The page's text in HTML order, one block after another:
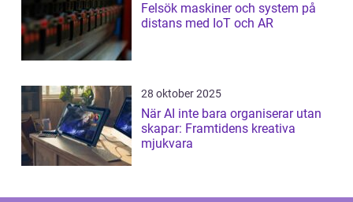
Felsök maskiner och system på
distans med IoT och AR
28 oktober 2025
När AI inte bara organiserar utan
skapar: Framtidens kreativa
mjukvara